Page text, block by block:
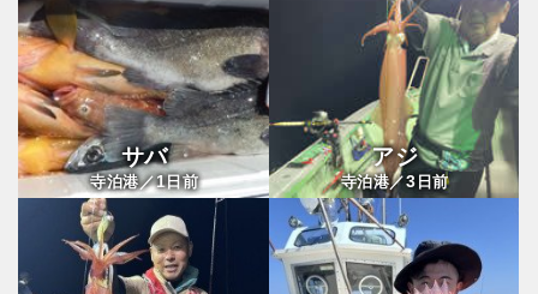
サバ
寺泊港／1日前
アジ
寺泊港／3 日前